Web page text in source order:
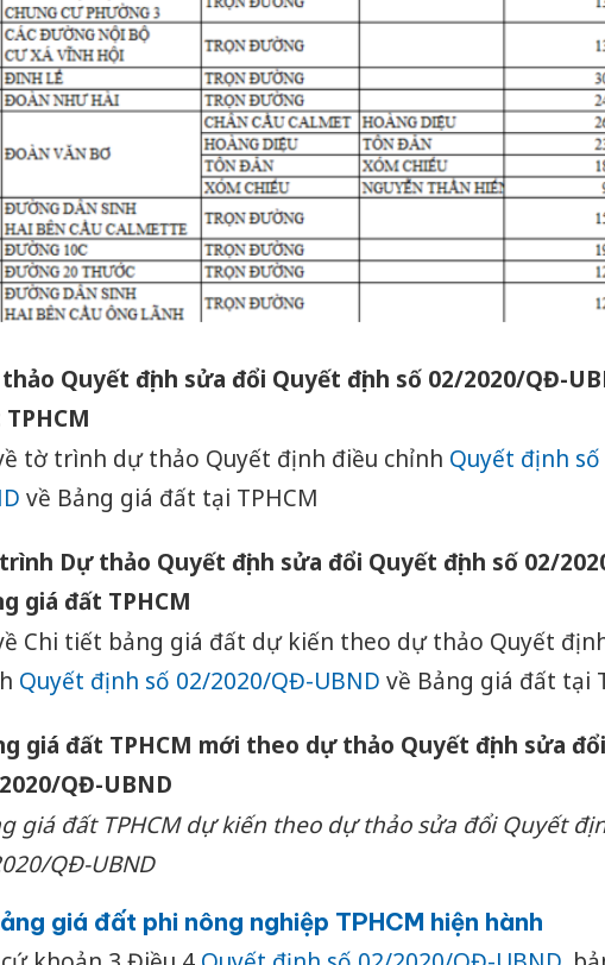
Quyết định sửa đổi Quyết định số 02/2020/QĐ-
tờ trình dự thảo Quyết định điều chỉnh Quyết định
về Bảng giá đất tại TPHCM
Dự thảo Quyết định sửa đổi Quyết định số 02/
giá đất TPHCM
Chi tiết bảng giá đất dự kiến theo dự thảo Quyết
Quyết định số 02/2020/QĐ-UBND về Bảng giá đất tại
giá đất TPHCM mới theo dự thảo Quyết định sửa
QĐ-UBND
giá đất TPHCM dự kiến theo dự thảo sửa đổi Quyết
QĐ-UBND
giá đất phi nông nghiệp TPHCM hiện hành